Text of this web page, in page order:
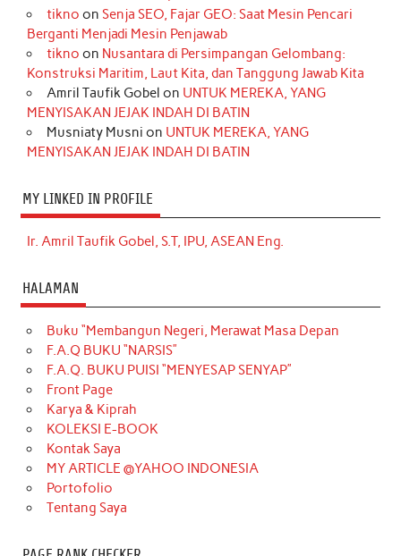
tikno on Senja SEO, Fajar GEO: Saat Mesin Pencari
Berganti Menjadi Mesin Penjawab
tikno on Nusantara di Persimpangan Gelombang:
Konstruksi Maritim, Laut Kita, dan Tanggung Jawab Kita
Amril Taufik Gobel on UNTUK MEREKA, YANG
MENYISAKAN JEJAK INDAH DI BATIN
Musniaty Musni on UNTUK MEREKA, YANG
MENYISAKAN JEJAK INDAH DI BATIN
MY LINKED IN PROFILE
Ir. Amril Taufik Gobel, S.T, IPU, ASEAN Eng.
HALAMAN
Buku “Membangun Negeri, Merawat Masa Depan
F.A.Q BUKU “NARSIS”
F.A.Q. BUKU PUISI “MENYESAP SENYAP”
Front Page
Karya & Kiprah
KOLEKSI E-BOOK
Kontak Saya
MY ARTICLE @YAHOO INDONESIA
Portofolio
Tentang Saya